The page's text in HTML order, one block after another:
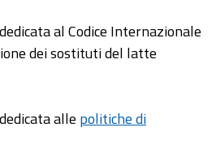
al Codice Internazionale
dei sostituti del latte
alle politiche di